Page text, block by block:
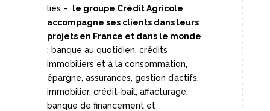
liés –, le groupe Crédit Agricole
accompagne ses clients dans leurs
projets en France et dans le monde
: banque au quotidien, crédits
immobiliers et à la consommation,
épargne, assurances, gestion d’actifs,
immobilier, crédit-bail, affacturage,
banque de financement et